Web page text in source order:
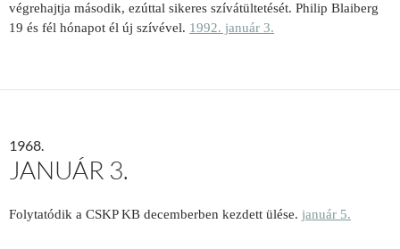
végrehajtja második, ezúttal sikeres szívátültetését. Philip Blaiberg
19 és fél hónapot él új szívével. 1992. január 3.
1968.
JANUÁR 3.
Folytatódik a CSKP KB decemberben kezdett ülése. január 5.